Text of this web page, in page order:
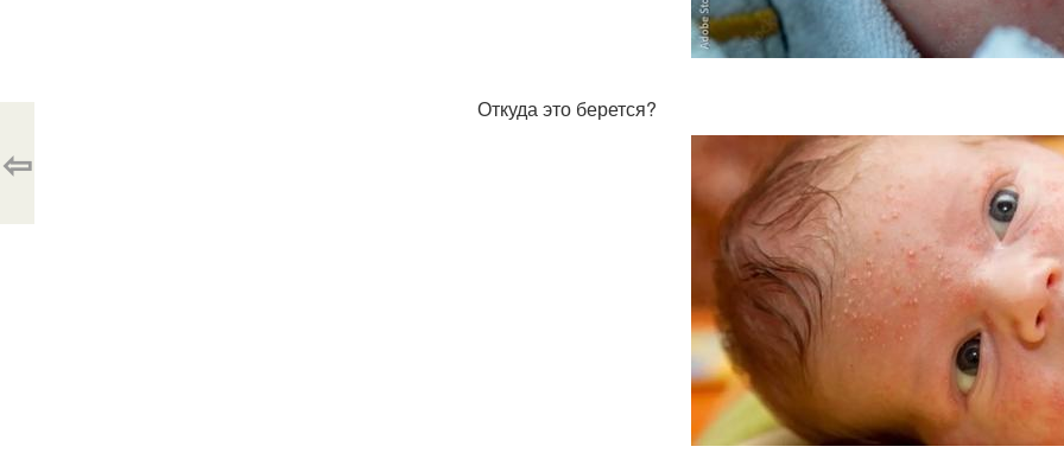
Откуда это берется?
⇦